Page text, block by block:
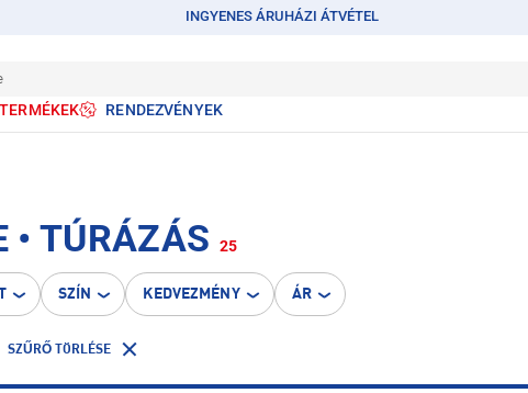
INGYENES ÁRUHÁZI ÁTVÉTEL
RENDEZVÉNYEK
• TÚRÁZÁS 25
SZÍN KEDVEZMÉNY ÁR
SZŰRŐ TÖRLÉSE